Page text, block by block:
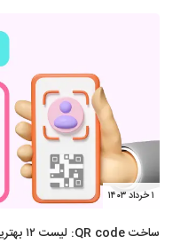
۱ خرداد ۱۴۰۳
ساخت QR code: لیست ۱۲ بهترین سایت ...